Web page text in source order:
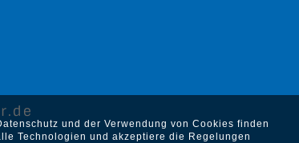
und der Verwendung von Cookies finden
Technologien und akzeptiere die Regelungen